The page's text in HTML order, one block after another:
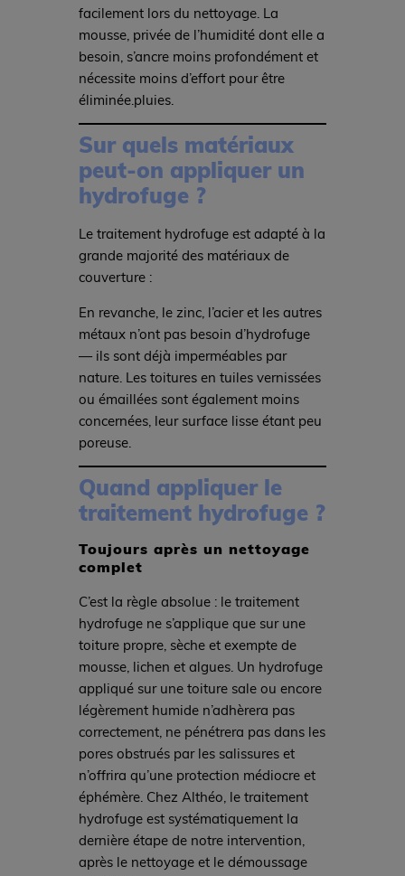
facilement lors du nettoyage. La
mousse, privée de l’humidité dont elle a
besoin, s’ancre moins profondément et
nécessite moins d’effort pour être
éliminée.pluies.
Sur quels matériaux
peut-on appliquer un
hydrofuge ?
Le traitement hydrofuge est adapté à la
grande majorité des matériaux de
couverture :
En revanche, le zinc, l’acier et les autres
métaux n’ont pas besoin d’hydrofuge
— ils sont déjà imperméables par
nature. Les toitures en tuiles vernissées
ou émaillées sont également moins
concernées, leur surface lisse étant peu
poreuse.
Quand appliquer le
traitement hydrofuge ?
Toujours après un nettoyage
complet
C’est la règle absolue : le traitement
hydrofuge ne s’applique que sur une
toiture propre, sèche et exempte de
mousse, lichen et algues. Un hydrofuge
appliqué sur une toiture sale ou encore
légèrement humide n’adhèrera pas
correctement, ne pénétrera pas dans les
pores obstrués par les salissures et
n’offrira qu’une protection médiocre et
éphémère. Chez Althéo, le traitement
hydrofuge est systématiquement la
dernière étape de notre intervention,
après le nettoyage et le démoussage